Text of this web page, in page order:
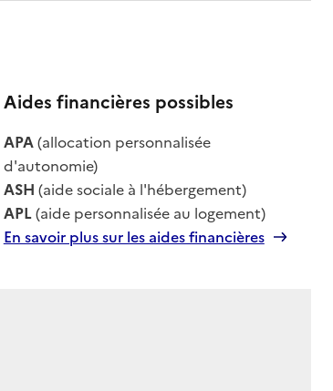
Aides financières possibles
APA(allocation personnalisée
d'autonomie)
ASH (aide sociale à l'hébergement)
APL(aide personnalisée au logement)
En savoir plus sur les aides financières